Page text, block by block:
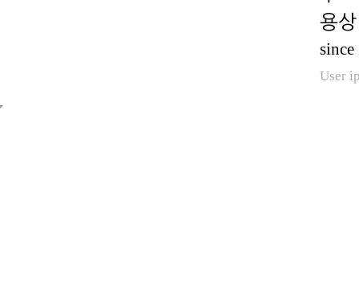
용
User